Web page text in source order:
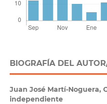
BIOGRAFÍA DEL
Juan José Martí-Noguera,
independiente